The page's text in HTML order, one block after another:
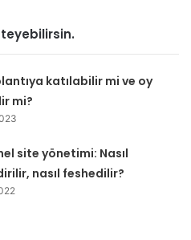
katılabilir mi ve oy
mi?
site yönetimi: Nasıl
nasıl feshedilir?